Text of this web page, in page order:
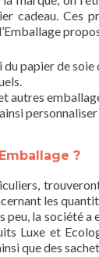
cadeau. Ces
papier de
autres
?
les
la société
Luxe et
que des